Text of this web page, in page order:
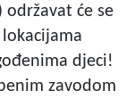
održavat će se
djeci!
zavodom